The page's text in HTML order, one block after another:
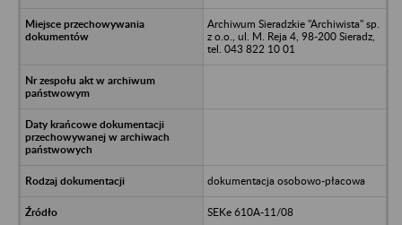
Archiwum Sieradzkie "Archiwista" sp.
z o.o., ul. M. Reja 4, 98-200 Sieradz,
tel. 043 822 10 01
dokumentacja osobowo-płacowa
SEKe 610A-11/08